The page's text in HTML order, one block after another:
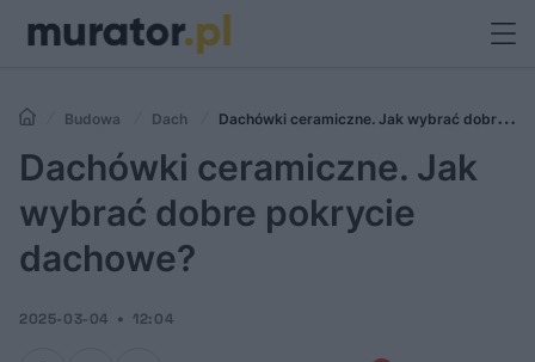
Budowa Dach
Dachówki ceramiczne. Jak wybrać dobre
pokrycie dachowe?
Dachówki ceramiczne. Jak
wybrać dobre pokrycie
dachowe?
2025-03-04 12:04